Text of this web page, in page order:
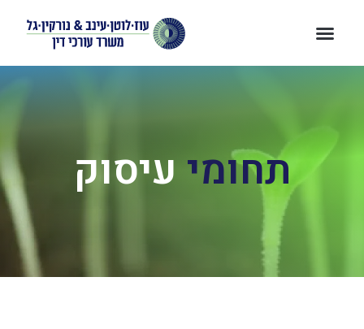
תחומי עיסוק